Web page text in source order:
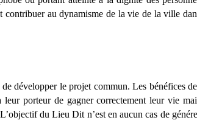
au dynamisme de la vie de la ville
développer le projet commun. Les bénéfices
leur porteur de gagner correctement leur vie
du Lieu Dit n’est en aucun cas de